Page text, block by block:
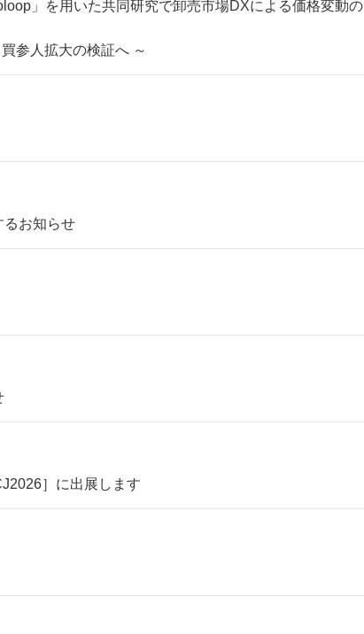
」を用いた共同研究で卸売市場DXによる価格変動の
参人拡大の検証へ ～
るお知らせ
］に出展します